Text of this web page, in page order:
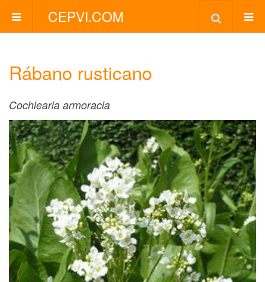
CEPVI.COM
Rábano rusticano
Cochlearia armoracia